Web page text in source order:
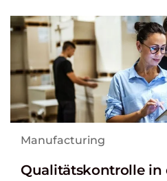
Manufacturing
Qualitätskontrolle in